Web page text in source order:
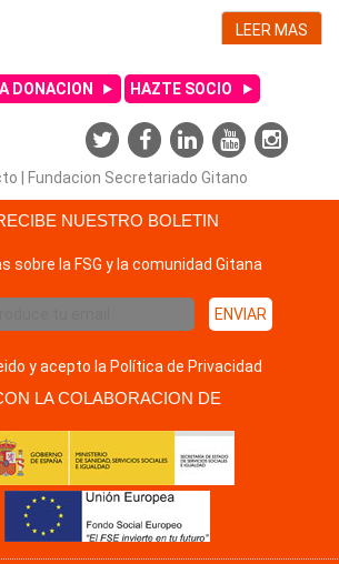
LEER MAS
DONACION HAZTE SOCIO
Fundacion Secretariado Gitano
NUESTRO BOLETIN
sobre la FSG y la comunidad Gitana
y acepto la Política de Privacidad
LA COLABORACION DE